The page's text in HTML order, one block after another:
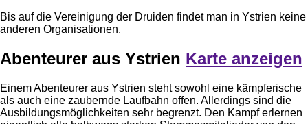
Bis auf die Vereinigung der Druiden findet man in Ystrien keine
anderen Organisationen.
Abenteurer aus Ystrien Karte anzeigen
Einem Abenteurer aus Ystrien steht sowohl eine kämpferische
als auch eine zaubernde Laufbahn offen. Allerdings sind die
Ausbildungsmöglichkeiten sehr begrenzt. Den Kampf erlernen